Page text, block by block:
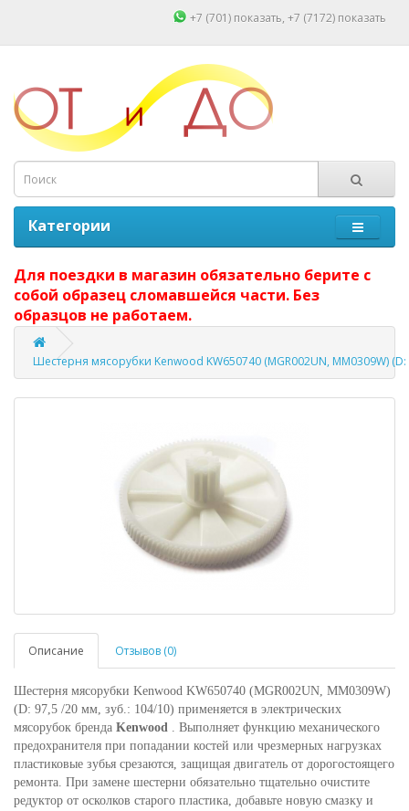
+7 (701) показать, +7 (7172) показать
Категории
Для поездки в магазин обязательно берите с
собой образец сломавшейся части. Без
образцов не работаем.
Шестерня мясорубки Kenwood KW650740 (MGR002UN, MM0309W)
Описание Отзывов (0)
Шестерня мясорубки Kenwood KW650740 (MGR002UN, MM0309W)
(D: 97,5 /20 мм, зуб.: 104/10) применяется в электрических
мясорубок бренда Kenwood . Выполняет функцию механического
предохранителя при попадании костей или чрезмерных нагрузках
пластиковые зубья срезаются, защищая двигатель от дорогостоящего
ремонта. При замене шестерни обязательно тщательно очистите
редуктор от осколков старого пластика, добавьте новую смазку и